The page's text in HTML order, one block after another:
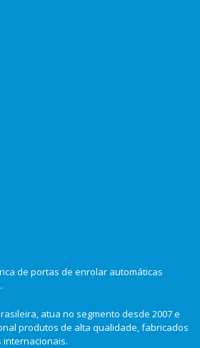
de portas de enrolar automáticas
atua no segmento desde 2007 e
produtos de alta qualidade, fabricados
internacionais.